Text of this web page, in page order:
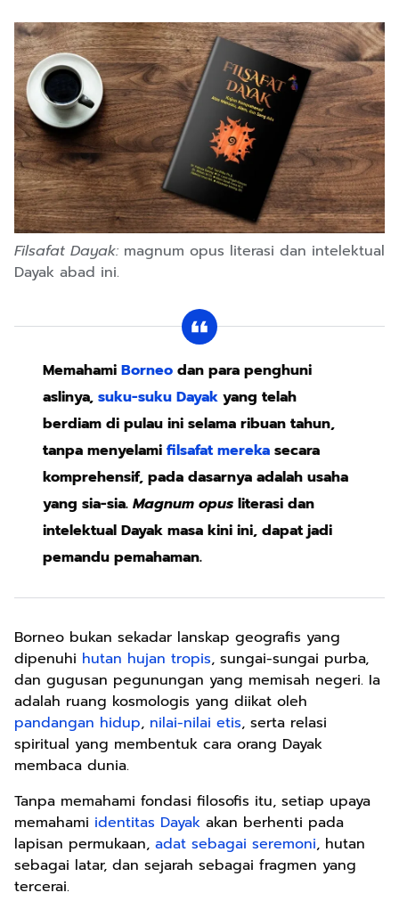
Filsafat Dayak: magnum opus literasi dan intelektual
Dayak abad ini.
Memahami Borneo dan para penghuni
aslinya, suku-suku Dayak yang telah
berdiam di pulau ini selama ribuan tahun,
tanpa menyelami filsafat mereka secara
komprehensif, pada dasarnya adalah usaha
yang sia-sia. Magnum opus literasi dan
intelektual Dayak masa kini ini, dapat jadi
pemandu pemahaman.
Borneo bukan sekadar lanskap geografis yang
dipenuhi hutan hujan tropis, sungai-sungai purba,
dan gugusan pegunungan yang memisah negeri. Ia
adalah ruang kosmologis yang diikat oleh
pandangan hidup, nilai-nilai etis, serta relasi
spiritual yang membentuk cara orang Dayak
membaca dunia.
Tanpa memahami fondasi filosofis itu, setiap upaya
memahami identitas Dayak akan berhenti pada
lapisan permukaan, adat sebagai seremoni, hutan
sebagai latar, dan sejarah sebagai fragmen yang
tercerai.